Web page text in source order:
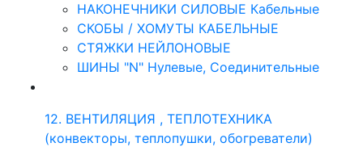
НАКОНЕЧНИКИ СИЛОВЫЕ Кабельные
СКОБЫ / ХОМУТЫ КАБЕЛЬНЫЕ
СТЯЖКИ НЕЙЛОНОВЫЕ
ШИНЫ "N" Нулевые, Соединительные
12. ВЕНТИЛЯЦИЯ , ТЕПЛОТЕХНИКА
(конвекторы, теплопушки, обогреватели)